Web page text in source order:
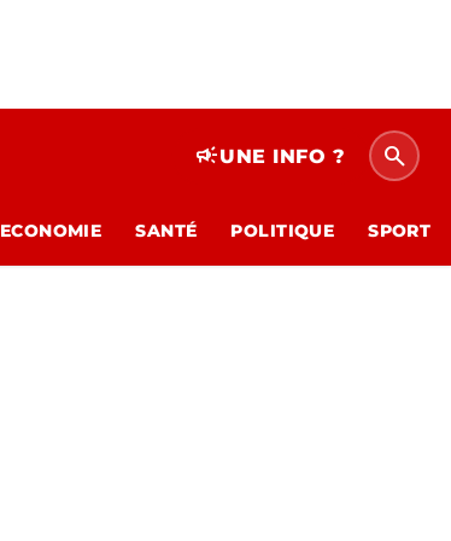
campaignUNE INFO ? search
ECONOMIE SANTÉ POLITIQUE SPORT